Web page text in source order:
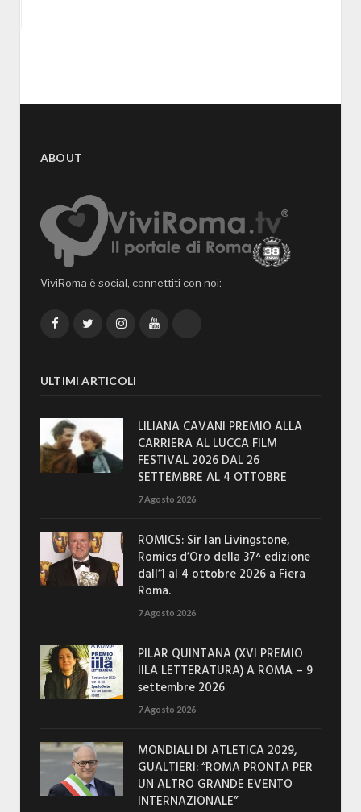
ABOUT
ViviRoma è social, connettiti con noi:
FacebookTwitterInstagramYouTube
ULTIMI ARTICOLI
LILIANA CAVANI PREMIO ALLA
CARRIERA AL LUCCA FILM
FESTIVAL 2026 DAL 26
SETTEMBRE AL 4 OTTOBRE
7 Agosto 2026
ROMICS: Sir Ian Livingstone,
Romics d’Oro della 37^ edizione
dall’1 al 4 ottobre 2026 a Fiera
Roma.
7 Agosto 2026
PILAR QUINTANA (XVI PREMIO
IILA LETTERATURA) A ROMA – 9
settembre 2026
7 Agosto 2026
MONDIALI DI ATLETICA 2029,
GUALTIERI: “ROMA PRONTA PER
UN ALTRO GRANDE EVENTO
INTERNAZIONALE”